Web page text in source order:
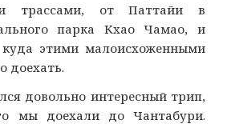
трассами, от Паттайи в
парка Кхао Чамао, и
куда этими малоисхоженными
доехать.
довольно интересный трип,
мы доехали до Чантабури.